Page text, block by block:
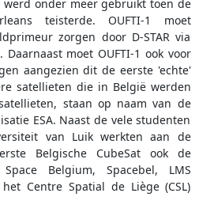
werd onder meer gebruikt toen de
teisterde. OUFTI-1 moet
zorgen door D-STAR via
moet OUFTI-1 ook voor
aangezien dit de eerste 'echte'
satellieten die in België werden
staan op naam van de
ESA. Naast de vele studenten
van Luik werkten aan de
Belgische CubeSat ook de
Belgium, Spacebel, LMS
Centre Spatial de Liège (CSL)